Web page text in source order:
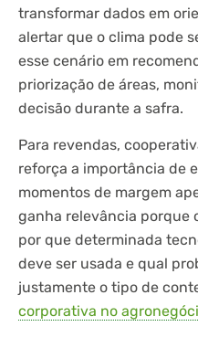
transformar dados em
alertar que o clima pode
esse cenário em
priorização de áreas,
decisão durante a safra.
Para revendas,
reforça a importância de
momentos de margem
ganha relevância porque
por que determinada
deve ser usada e qual
justamente o tipo de
corporativa no